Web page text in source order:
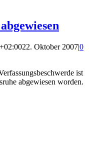
22. Oktober 2007|0
ist
abgewiesen worden.